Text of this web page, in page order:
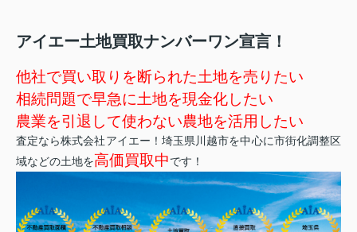
アイエー土地買取ナンバーワン宣言！
他社で買い取りを断られた土地を売りたい
相続問題で早急に土地を現金化したい
農業を引退して使わない農地を活用したい
査定なら株式会社アイエー！埼玉県川越市を中心に市街化調整区
域などの土地を高価買取中です！